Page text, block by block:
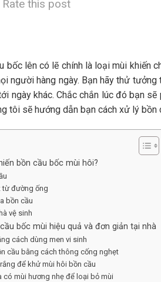
Rate this post
bốc lên có lẽ chính là loại mùi khiến
người hàng ngày. Bạn hãy thử
ngày khác. Chắc chắn lúc đó bạn
tôi sẽ hướng dẫn bạn cách xử lý bồn
bồn cầu bốc mùi hôi?
từ đường ống
bồn cầu
vệ sinh
bốc mùi hiệu quả và đơn giản tại nhà
cách dùng men vi sinh
cầu bằng cách thông cống nghẹt
để khử mùi hôi bồn cầu
có mùi hương nhẹ để loại bỏ mùi